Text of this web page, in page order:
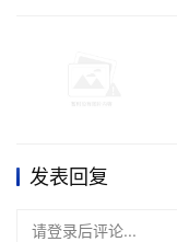
发表回复
请登录后评论...